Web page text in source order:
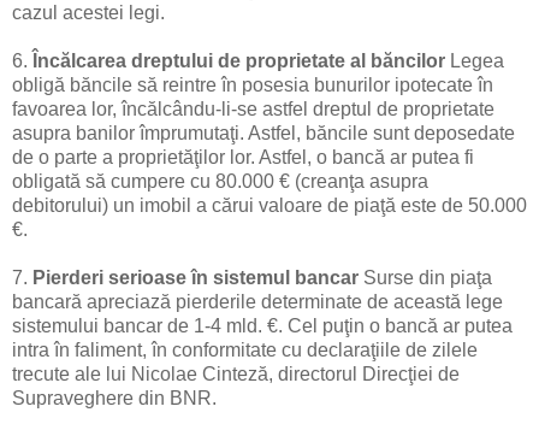
cazul acestei legi.
6. Încălcarea dreptului de proprietate al băncilor Legea
obligă băncile să reintre în posesia bunurilor ipotecate în
favoarea lor, încălcându-li-se astfel dreptul de proprietate
asupra banilor împrumutaţi. Astfel, băncile sunt deposedate
de o parte a proprietăţilor lor. Astfel, o bancă ar putea fi
obligată să cumpere cu 80.000 € (creanţa asupra
debitorului) un imobil a cărui valoare de piaţă este de 50.000
€.
7. Pierderi serioase în sistemul bancar Surse din piaţa
bancară apreciază pierderile determinate de această lege
sistemului bancar de 1-4 mld. €. Cel puţin o bancă ar putea
intra în faliment, în conformitate cu declaraţiile de zilele
trecute ale lui Nicolae Cinteză, directorul Direcţiei de
Supraveghere din BNR.